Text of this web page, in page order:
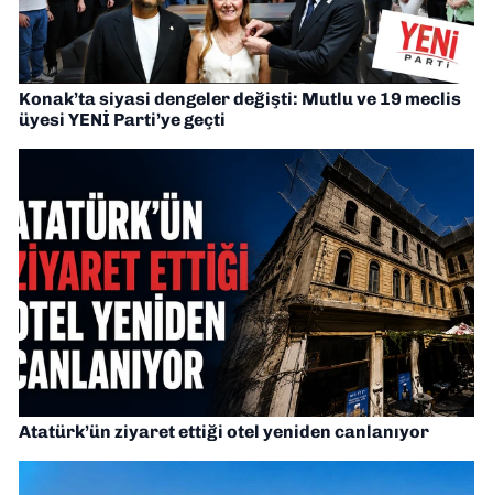
Konak’ta siyasi dengeler değişti: Mutlu ve 19 meclis
üyesi YENİ Parti’ye geçti
Atatürk’ün ziyaret ettiği otel yeniden canlanıyor